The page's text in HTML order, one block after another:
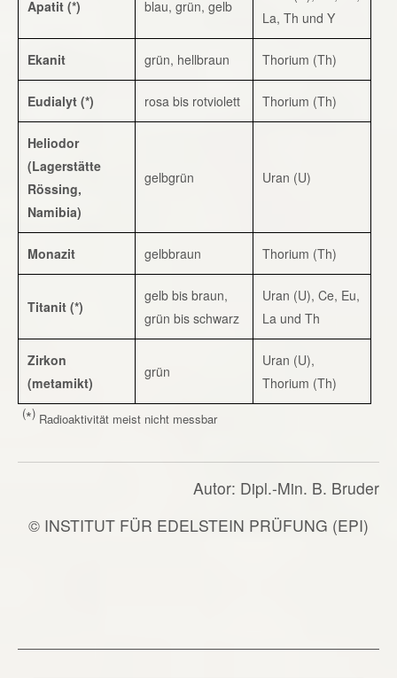
Apatit (*) blau, grün, gelb
La, Th und Y
Ekanit grün, hellbraun Thorium (Th)
Eudialyt (*) rosa bis rotviolett Thorium (Th)
Heliodor
(Lagerstätte
Rössing,
Namibia)
gelbgrün Uran (U)
Monazit gelbbraun Thorium (Th)
Titanit (*)
gelb bis braun,
grün bis schwarz
Uran (U), Ce, Eu,
La und Th
Zirkon
(metamikt)
grün
Uran (U),
Thorium (Th)
(*) Radioaktivität meist nicht messbar
Autor: Dipl.-Min. B. Bruder
© INSTITUT FÜR EDELSTEIN PRÜFUNG (EPI)